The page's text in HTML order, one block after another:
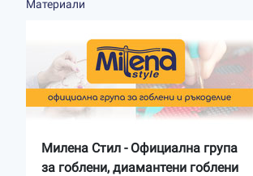
Материали
Милена Стил - Официална група
за гоблени, диамантени гоблени